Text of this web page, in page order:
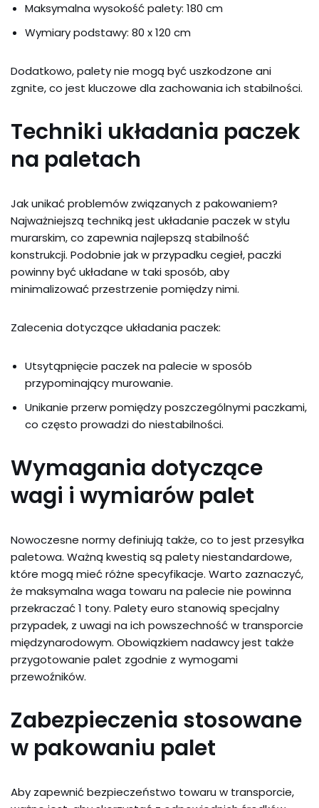
Maksymalna wysokość palety: 180 cm
Wymiary podstawy: 80 x 120 cm
Dodatkowo, palety nie mogą być uszkodzone ani
zgnite, co jest kluczowe dla zachowania ich stabilności.
Techniki układania paczek
na paletach
Jak unikać problemów związanych z pakowaniem?
Najważniejszą techniką jest układanie paczek w stylu
murarskim, co zapewnia najlepszą stabilność
konstrukcji. Podobnie jak w przypadku cegieł, paczki
powinny być układane w taki sposób, aby
minimalizować przestrzenie pomiędzy nimi.
Zalecenia dotyczące układania paczek:
Utsytąpnięcie paczek na palecie w sposób
przypominający murowanie.
Unikanie przerw pomiędzy poszczególnymi paczkami,
co często prowadzi do niestabilności.
Wymagania dotyczące
wagi i wymiarów palet
Nowoczesne normy definiują także, co to jest przesyłka
paletowa. Ważną kwestią są palety niestandardowe,
które mogą mieć różne specyfikacje. Warto zaznaczyć,
że maksymalna waga towaru na palecie nie powinna
przekraczać 1 tony. Palety euro stanowią specjalny
przypadek, z uwagi na ich powszechność w transporcie
międzynarodowym. Obowiązkiem nadawcy jest także
przygotowanie palet zgodnie z wymogami
przewoźników.
Zabezpieczenia stosowane
w pakowaniu palet
Aby zapewnić bezpieczeństwo towaru w transporcie,